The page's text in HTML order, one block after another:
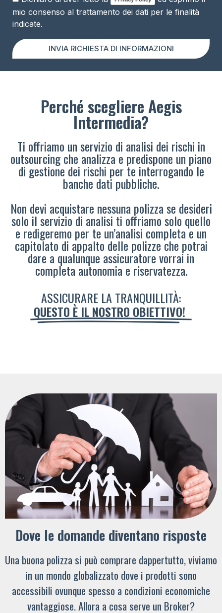
mio consenso al trattamento dei dati per le finalità
indicate.
INVIA RICHIESTA DI INFORMAZIONI
Perché scegliere Aegis
Intermedia?
Ti offriamo un servizio di analisi dei rischi in
outsourcing che analizza e predispone un piano
di gestione dei rischi per te interrogando le
banche dati pubbliche.
Non devi acquistare nessuna polizza se desideri
solo il servizio di analisi ti offriamo solo quello
e redigeremo per te un’analisi completa e un
capitolato di appalto delle polizze che potrai
dare a qualunque assicuratore vorrai in
completa autonomia e riservatezza.
ASSICURARE LA TRANQUILLITÀ:
QUESTO È IL NOSTRO OBIETTIVO!
Dove le domande diventano risposte
Una buona polizza si può comprare dappertutto, viviamo
in un mondo globalizzato dove i prodotti sono
accessibili ovunque spesso a condizioni economiche
vantaggiose. Allora a cosa serve un Broker?